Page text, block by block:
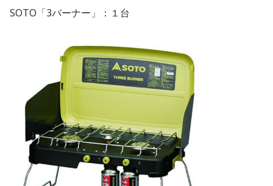
SOTO「3バーナー」：１台